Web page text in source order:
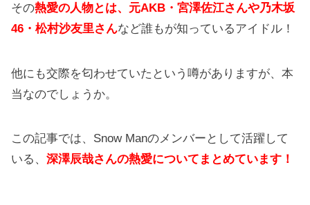
その熱愛の人物とは、元AKB・宮澤佐江さんや乃木坂
46・松村沙友里さんなど誰もが知っているアイドル！
他にも交際を匂わせていたという噂がありますが、本
当なのでしょうか。
この記事では、Snow Manのメンバーとして活躍して
いる、深澤辰哉さんの熱愛についてまとめています！